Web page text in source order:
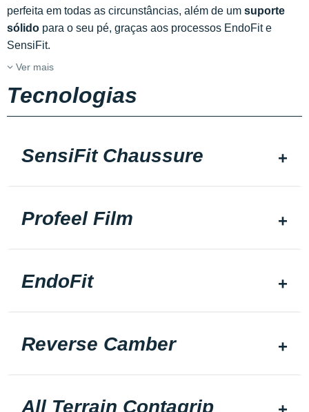
perfeita em todas as circunstâncias, além de um suporte
sólido para o seu pé, graças aos processos EndoFit e
SensiFit.
Ver mais
Tecnologias
SensiFit Chaussure
Profeel Film
EndoFit
Reverse Camber
All Terrain Contagrip